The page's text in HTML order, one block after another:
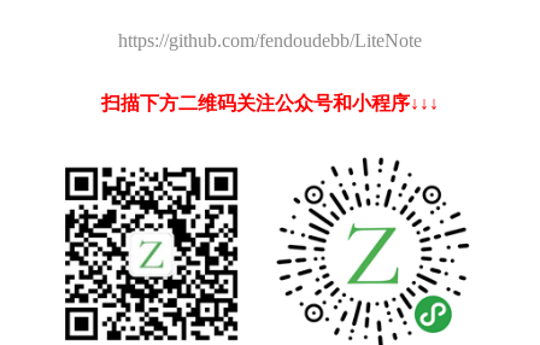
https://github.com/fendoudebb/LiteNote
扫描下方二维码关注公众号和小程序↓↓↓